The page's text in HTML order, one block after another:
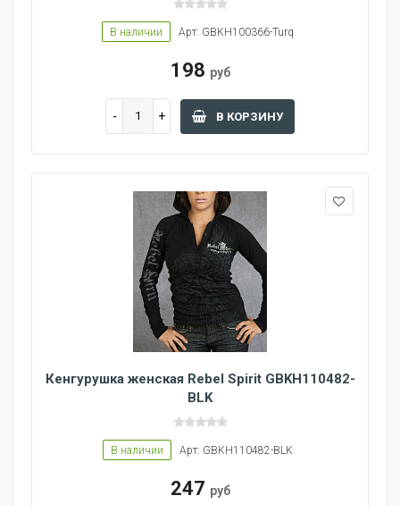
В наличии Арт: GBKH100366-Turq
198 руб
В КОРЗИНУ
Кенгурушка женская Rebel Spirit GBKH110482-
BLK
В наличии Арт: GBKH110482-BLK
247 руб